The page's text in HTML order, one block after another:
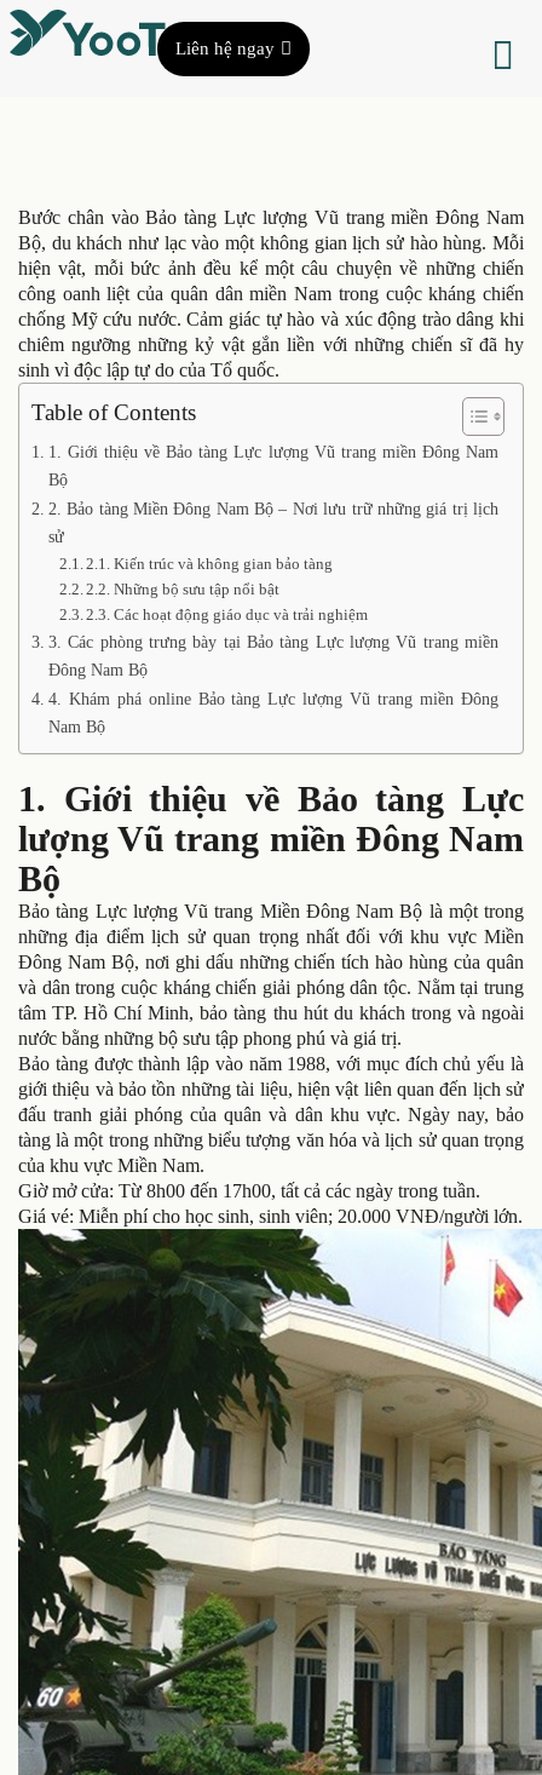
Liên hệ ngay
Bước chân vào Bảo tàng Lực lượng Vũ trang miền Đông Nam
Bộ, du khách như lạc vào một không gian lịch sử hào hùng. Mỗi
hiện vật, mỗi bức ảnh đều kể một câu chuyện về những chiến
công oanh liệt của quân dân miền Nam trong cuộc kháng chiến
chống Mỹ cứu nước. Cảm giác tự hào và xúc động trào dâng khi
chiêm ngưỡng những kỷ vật gắn liền với những chiến sĩ đã hy
sinh vì độc lập tự do của Tổ quốc.
Table of Contents
1. Giới thiệu về Bảo tàng Lực lượng Vũ trang miền Đông Nam
Bộ
2. Bảo tàng Miền Đông Nam Bộ – Nơi lưu trữ những giá trị lịch
sử
2.1. Kiến trúc và không gian bảo tàng
2.2. Những bộ sưu tập nổi bật
2.3. Các hoạt động giáo dục và trải nghiệm
3. Các phòng trưng bày tại Bảo tàng Lực lượng Vũ trang miền
Đông Nam Bộ
4. Khám phá online Bảo tàng Lực lượng Vũ trang miền Đông
Nam Bộ
1. Giới thiệu về Bảo tàng Lực
lượng Vũ trang miền Đông Nam
Bộ
Bảo tàng Lực lượng Vũ trang Miền Đông Nam Bộ là một trong
những địa điểm lịch sử quan trọng nhất đối với khu vực Miền
Đông Nam Bộ, nơi ghi dấu những chiến tích hào hùng của quân
và dân trong cuộc kháng chiến giải phóng dân tộc. Nằm tại trung
tâm TP. Hồ Chí Minh, bảo tàng thu hút du khách trong và ngoài
nước bằng những bộ sưu tập phong phú và giá trị.
Bảo tàng được thành lập vào năm 1988, với mục đích chủ yếu là
giới thiệu và bảo tồn những tài liệu, hiện vật liên quan đến lịch sử
đấu tranh giải phóng của quân và dân khu vực. Ngày nay, bảo
tàng là một trong những biểu tượng văn hóa và lịch sử quan trọng
của khu vực Miền Nam.
Giờ mở cửa: Từ 8h00 đến 17h00, tất cả các ngày trong tuần.
Giá vé: Miễn phí cho học sinh, sinh viên; 20.000 VNĐ/người lớn.